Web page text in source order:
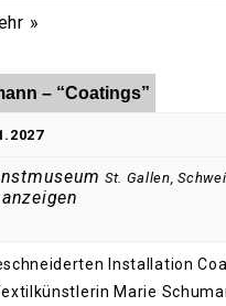
»
– “Coatings”
St. Gallen,
Installation
Marie